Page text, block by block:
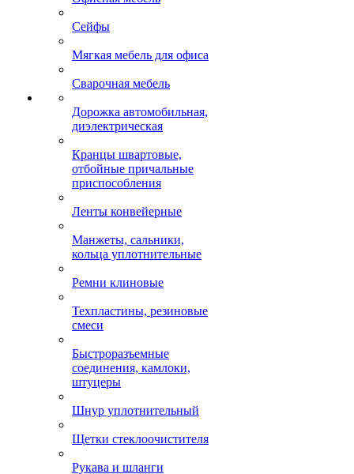
Сейфы
Мягкая мебель для офиса
Сварочная мебель
Дорожка автомобильная,
диэлектрическая
Кранцы швартовые,
отбойные причальные
приспособления
Ленты конвейерные
Манжеты, сальники,
кольца уплотнительные
Ремни клиновые
Техпластины, резиновые
смеси
Быстроразъемные
соединения, камлоки,
штуцеры
Шнур уплотнительный
Щетки стеклоочистителя
Рукава и шланги